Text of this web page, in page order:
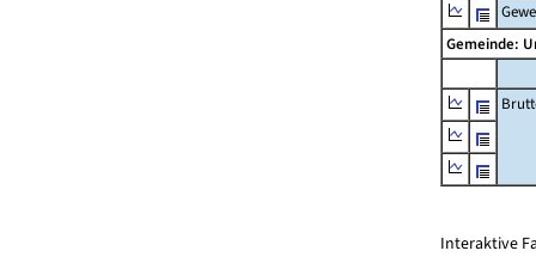
Gemeinde:
Interaktive